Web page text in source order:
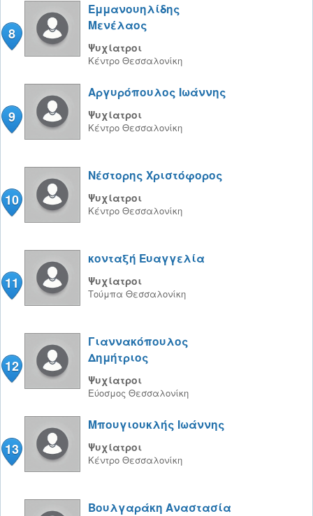
8
Εμμανουηλίδης
Μενέλαος
Ψυχίατροι
Κέντρο Θεσσαλονίκη
9
Αργυρόπουλος Ιωάννης
Ψυχίατροι
Κέντρο Θεσσαλονίκη
10
Νέστορης Χριστόφορος
Ψυχίατροι
Κέντρο Θεσσαλονίκη
11
κονταξή Eυαγγελία
Ψυχίατροι
Τούμπα Θεσσαλονίκη
12
Γιαννακόπουλος
Δημήτριος
Ψυχίατροι
Εύοσμος Θεσσαλονίκη
13
Μπουγιουκλής Ιωάννης
Ψυχίατροι
Κέντρο Θεσσαλονίκη
Βουλγαράκη Αναστασία